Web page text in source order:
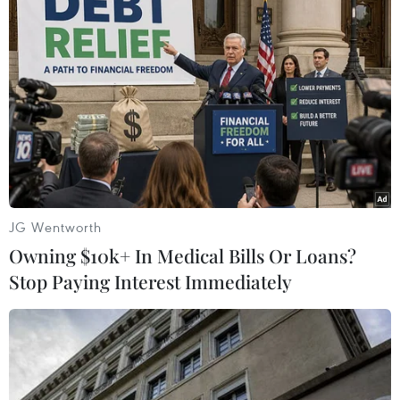
Số ca mắc COVID-19 tăng mạnh, Italy
thực thi các quy định 'vùng đỏ'
25/12/2020 06:37
Những quy định "vùng đỏ" bao gồm cấm đi lại giữa
các vùng; lệnh giới nghiêm kéo dài từ 10h tối hôm trước
đến 5h sáng hôm sau; đóng cửa tất cả các cửa hàng,
quán rượu, nhà hàng...
JG Wentworth
Owning $10k+ In Medical Bills Or Loans?
Stop Paying Interest Immediately